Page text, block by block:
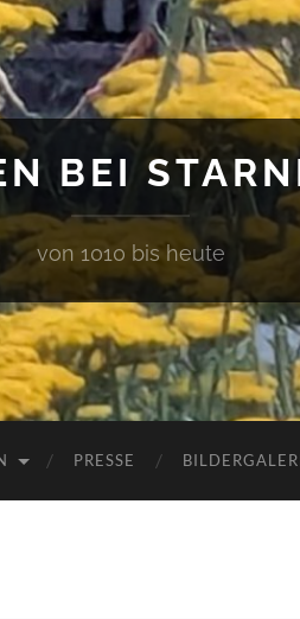
BEI
von 1010 bis heute
PRESSE